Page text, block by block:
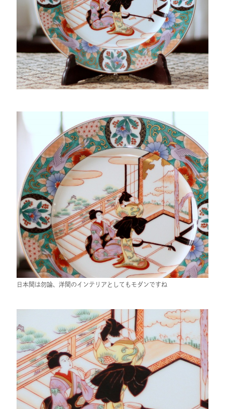
日本間は勿論、洋間のインテリアとしてもモダンですね